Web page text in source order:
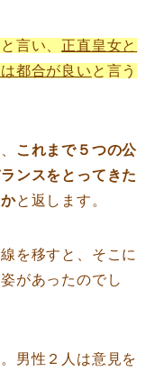
言い、 正直皇女と
都合が良い と言う
これまで５つの公
ンスをとってきた
と返します。
を移すと、そこに
があったのでし
男性２人は意見を